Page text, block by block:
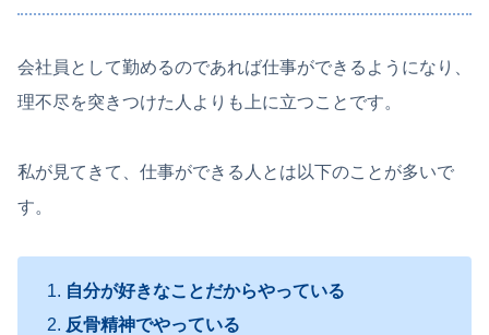
会社員として勤めるのであれば仕事ができるようになり、
理不尽を突きつけた人よりも上に立つことです。
私が見てきて、仕事ができる人とは以下のことが多いで
す。
自分が好きなことだからやっている
反骨精神でやっている